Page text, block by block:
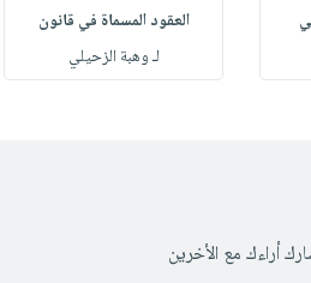
العقود المسماة في قانون
لـ وهبة الزحيلي
أراءك مع الأخرين